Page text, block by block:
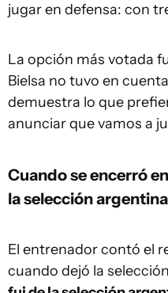
jugar en defensa: con
La opción más votada
Bielsa no tuvo en
demuestra lo que
anunciar que vamos a
Cuando se encerró
la selección argentina
El entrenador contó el
cuando dejó la